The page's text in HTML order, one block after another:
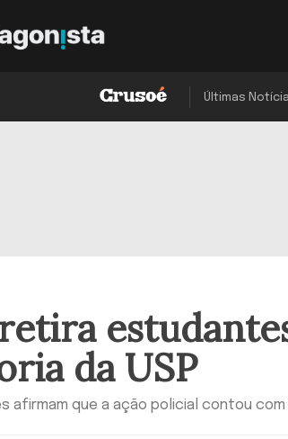
Últimas
da USP
afirmam que a ação policial contou